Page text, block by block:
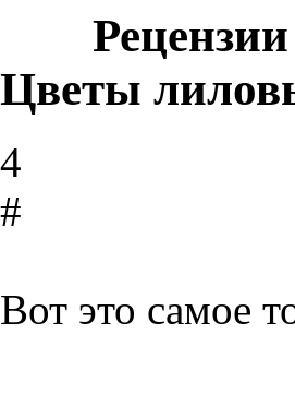
Цветы
4
#
Вот это самое